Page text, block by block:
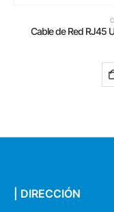
Cable de Red RJ45
| DIRECCIÓN